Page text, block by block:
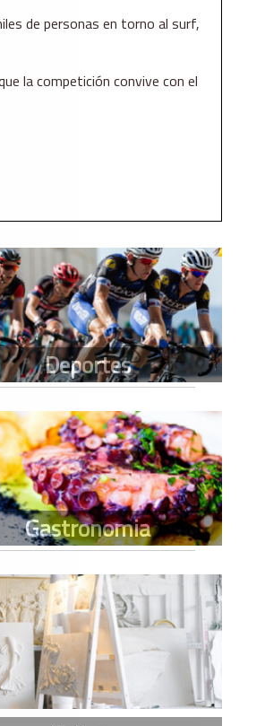
de personas en torno al surf,
la competición convive con el